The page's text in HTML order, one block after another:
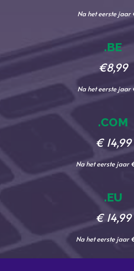
Na het eerste jaar
.BE
€8,99
Na het eerste jaar
.COM
€ 14,99
Na het eerste jaar
.EU
€ 14,99
Na het eerste jaar